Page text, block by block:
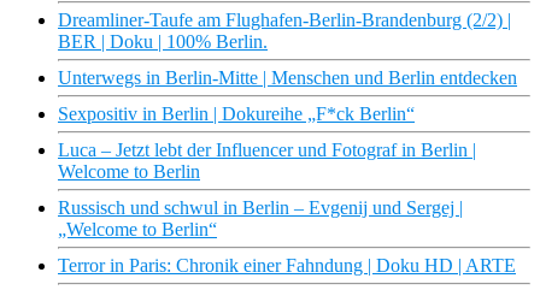
Dreamliner-Taufe am Flughafen-Berlin-Brandenburg (2/2) |
BER | Doku | 100% Berlin.
Unterwegs in Berlin-Mitte | Menschen und Berlin entdecken
Sexpositiv in Berlin | Dokureihe „F*ck Berlin“
Luca – Jetzt lebt der Influencer und Fotograf in Berlin |
Welcome to Berlin
Russisch und schwul in Berlin – Evgenij und Sergej |
„Welcome to Berlin“
Terror in Paris: Chronik einer Fahndung | Doku HD | ARTE